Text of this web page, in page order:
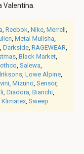
Valentína.
Reebok Nike Merrell
Metal Mulisha
Darkside RAGEWEAR
Black Market
Salewa
Lowe Alpine
Mizuno Sensor,
Diadora Bianchi
Klimatex Sweep